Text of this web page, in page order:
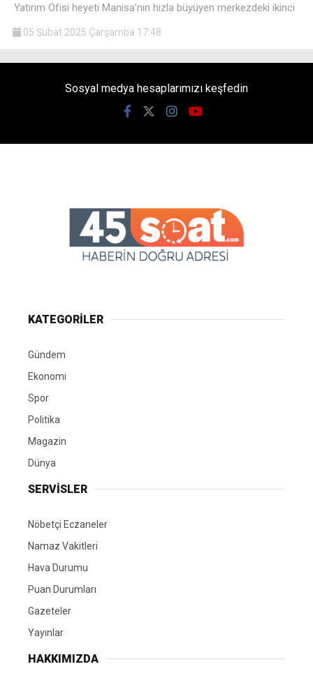
Yatırım Ofisi heyeti Manisa’nın hızla büyüyen merkezdeki ikinci
05 Şubat 2025 Çarşamba 17:48
Sosyal medya hesaplarımızı keşfedin
KATEGORİLER
Gündem
Ekonomi
Spor
Politika
Magazin
Dünya
SERVİSLER
Nöbetçi Eczaneler
Namaz Vakitleri
Hava Durumu
Puan Durumları
Gazeteler
Yayınlar
HAKKIMIZDA